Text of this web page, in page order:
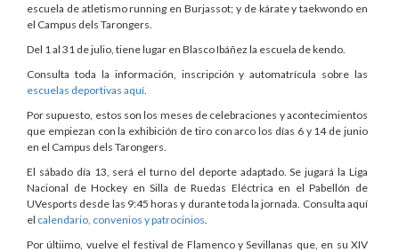
escuela de atletismo running en Burjassot; y de kárate y taekwondo en
el Campus dels Tarongers.
Del 1 al 31 de julio, tiene lugar en Blasco Ibáñez la escuela de kendo.
Consulta toda la información, inscripción y automatrícula sobre las
escuelas deportivas aquí
Por supuesto, estos son los meses de celebraciones y acontecimientos
que empiezan con la exhibición de tiro con arco los días 6 y 14 de junio
en el Campus dels Tarongers.
El sábado día 13, será el turno del deporte adaptado. Se jugará la Liga
Nacional de Hockey en Silla de Ruedas Eléctrica en el Pabellón de
UVesports desde las 9:45 horas y durante toda la jornada. Consulta aquí
el calendario, convenios y patrocinios
Por últiimo, vuelve el festival de Flamenco y Sevillanas que, en su XIV